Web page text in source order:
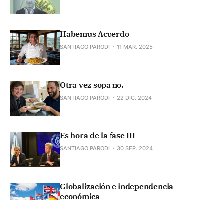
Habemus Acuerdo
SANTIAGO PARODI 11 MAR. 2025
Otra vez sopa no.
SANTIAGO PARODI 22 DIC. 2024
Es hora de la fase III
SANTIAGO PARODI 30 SEP. 2024
Globalización e independencia
económica